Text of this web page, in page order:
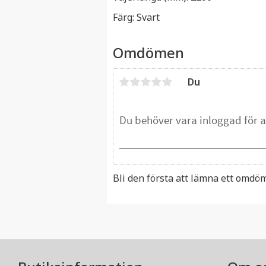
Färg: Svart
Omdömen
Du
Bli den första att lämna ett